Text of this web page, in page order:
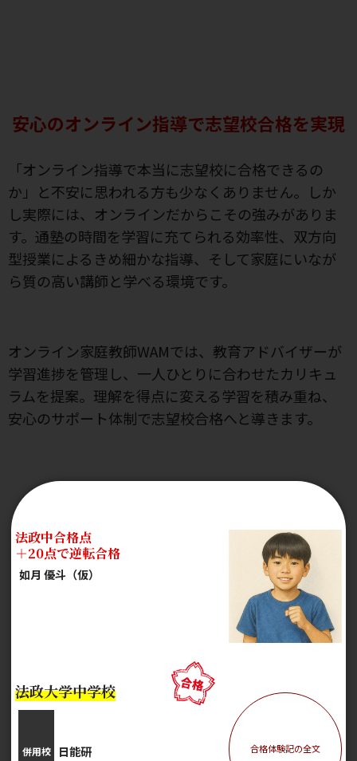
安心のオンライン指導で志望校合格を実現
「オンライン指導で本当に志望校に合格できるの
か」と不安に思われる方も少なくありません。しか
し実際には、オンラインだからこその強みがありま
す。通塾の時間を学習に充てられる効率性、双方向
型授業によるきめ細かな指導、そして家庭にいなが
ら質の高い講師と学べる環境です。
オンライン家庭教師WAMでは、教育アドバイザーが
学習進捗を管理し、一人ひとりに合わせたカリキュ
ラムを提案。理解を得点に変える学習を積み重ね、
安心のサポート体制で志望校合格へと導きます。
法政中合格点
＋20点で逆転合格
如月 優斗（仮）
法政大学中学校
併用校 日能研 合格体験記の全文